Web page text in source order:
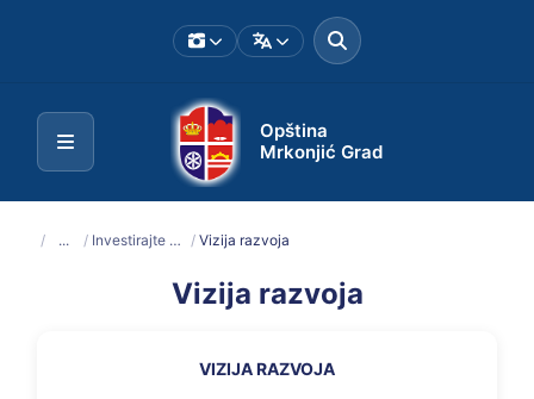
Opština
Mrkonjić Grad
/ ... / Investirajte u Mrkonjić Grad / Vizija razvoja
Vizija razvoja
VIZIJA RAZVOJA